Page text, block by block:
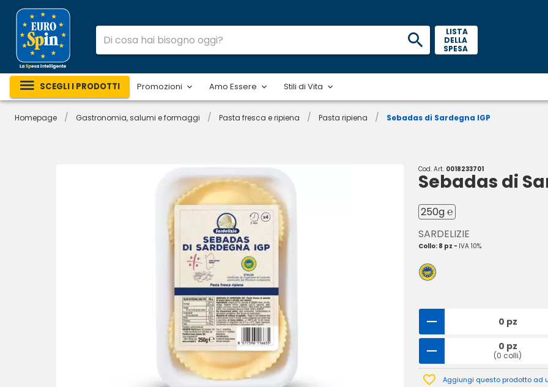
LISTA
DELLA
SPESA
SCEGLI I PRODOTTI Promozioni Amo Essere Stili di Vita
Homepage / Gastronomia, salumi e formaggi / Pasta fresca e ripiena / Pasta ripiena / Sebadas di Sardegna IGP
Cod. Art. 0018233701
Sebadas di
250g ℮
SARDELIZIE
Collo: 8 pz - IVA 10%
0 pz
0 pz
(0 colli)
Aggiungi questo prodotto ad